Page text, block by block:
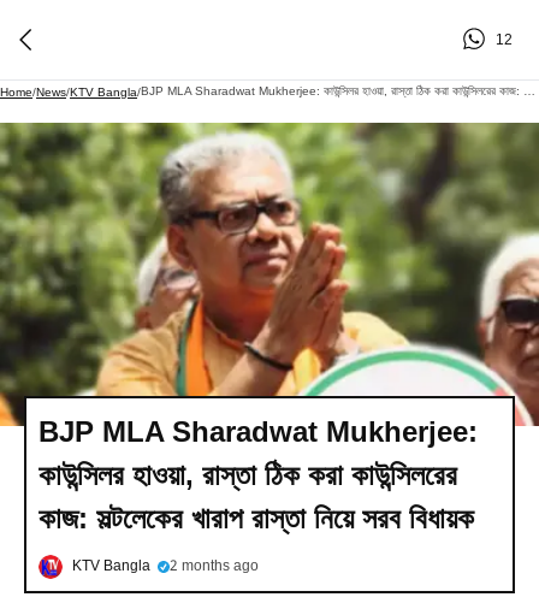
12
Home/News/KTV Bangla/
BJP MLA Sharadwat Mukherjee:
কাউন্সিলর হাওয়া, রাস্তা ঠিক করা কাউন্সিলরের
কাজ: সল্টলেকের খারাপ রাস্তা নিয়ে সরব বিধায়ক
KTV Bangla 2 months ago